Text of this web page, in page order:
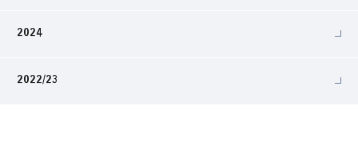
2024
2022/23